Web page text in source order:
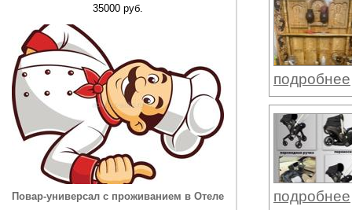
35000 руб.
Повар-универсал с проживанием в Отеле
подробнее
подробнее